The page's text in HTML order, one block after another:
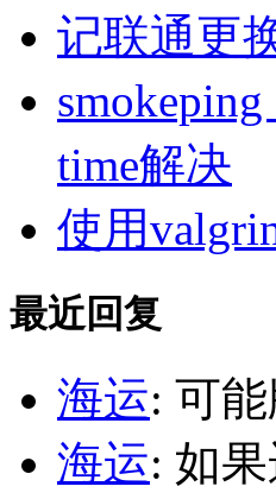
记联通更
time解决
使用
最近回复
海运: 可
海运: 如